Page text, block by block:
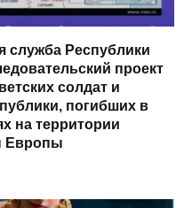
служба Республики
проект
солдат и
погибших в
на территории
Европы